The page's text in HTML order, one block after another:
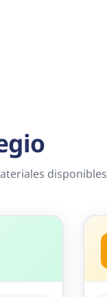
disponibles